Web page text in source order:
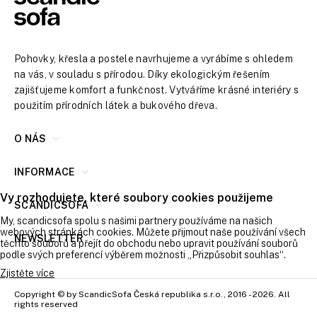
Pohovky, křesla a postele navrhujeme a vyrábíme s ohledem
na vás, v souladu s přírodou. Díky ekologickým řešením
zajišťujeme komfort a funkčnost. Vytváříme krásné interiéry s
použitím přírodních látek a bukového dřeva.
O NÁS
INFORMACE
SCANDICSOFA
NEWSLETTER
Copyright © by ScandicSofa Česká republika s.r.o., 2016 - 2026. All
rights reserved
Vy rozhodujete, které soubory cookies použijeme
My, scandicsofa spolu s našimi partnery používáme na našich
webových stránkách cookies. Můžete přijmout naše používání všech
těchto souborů a přejít do obchodu nebo upravit používání souborů
podle svých preferencí výběrem možnosti „Přizpůsobit souhlas“.
Zjistěte více